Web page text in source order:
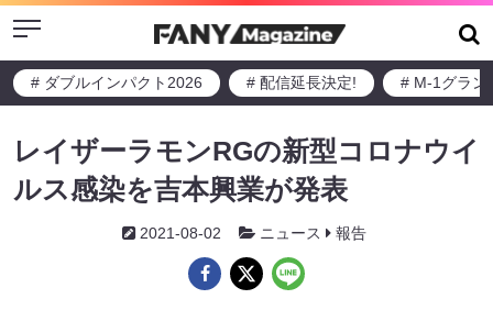
Menu
# ダブルインパクト2026 # 配信延長決定! # M-1グラン
レイザーラモンRGの新型コロナウイ
ルス感染を吉本興業が発表
2021-08-02 ニュース 報告